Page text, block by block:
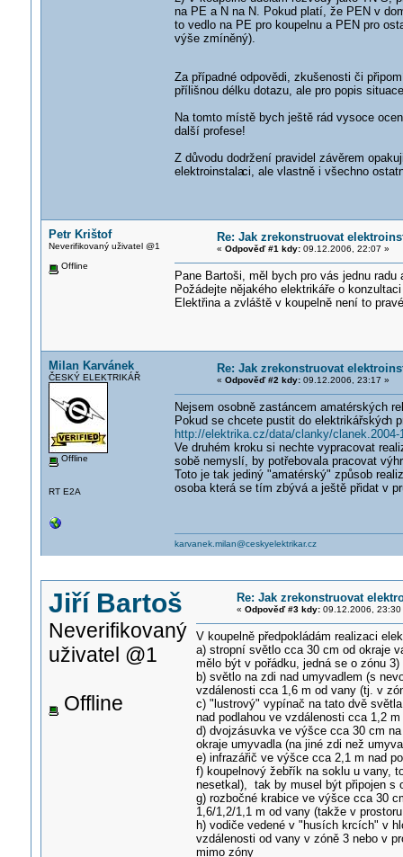
na PE a N na N. Pokud platí, že PEN v
to vedlo na PE pro koupelnu a PEN pro
výše zmíněný).
Za případné odpovědi, zkušenosti či
přílišnou délku dotazu, ale pro popis
Na tomto místě bych ještě rád vysoce
další profese!
Z důvodu dodržení pravidel závěrem
elektroinstalaci, ale vlastně i všechno
Petr Krištof
Neverifikovaný uživatel @1
Offline
Re: Jak zrekonstruovat
« Odpověď #1 kdy:09.12.2006, 22:07 »
Pane Bartoši, měl bych pro vás jednu
Požádejte nějakého elektrikáře o
Elektřina a zvláště v koupelně není to
Milan Karvánek
ČESKÝ ELEKTRIKÁŘ
Offline
RT E2A
Re: Jak zrekonstruovat
« Odpověď #2 kdy:09.12.2006, 23:17 »
Nejsem osobně zastáncem amatérských
Pokud se chcete pustit do elektrikářských
http://elektrika.cz/data/clanky/
Ve druhém kroku si nechte vypracovat
sobě nemyslí, by potřebovala pracovat
Toto je tak jediný "amatérský" způsob
osoba která se tím zbývá a ještě přidat v
karvanek.milan@ceskyelektrikar.cz
Jiří Bartoš
Neverifikovaný
uživatel @1
Offline
Re: Jak zrekonstruovat
« Odpověď #3 kdy:09.12.2006, 23:30
V koupelně předpokládám realizaci
a) stropní světlo cca 30 cm od okraje
mělo být v pořádku, jedná se o zónu 3)
b) světlo na zdi nad umyvadlem (s
vzdálenosti cca 1,6 m od vany (tj. v
c) "lustrový" vypínač na tato dvě
nad podlahou ve vzdálenosti cca 1,2
d) dvojzásuvka ve výšce cca 30 cm
okraje umyvadla (na jiné zdi než
e) infrazářič ve výšce cca 2,1 m nad
f) koupelnový žebřík na soklu u vany,
nesetkal), tak by musel být připojen s
g) rozbočné krabice ve výšce cca 30
1,6/1,2/1,1 m od vany (takže v
h) vodiče vedené v "husích krcích" v
vzdálenosti od vany v zóně 3 nebo v
mimo zóny